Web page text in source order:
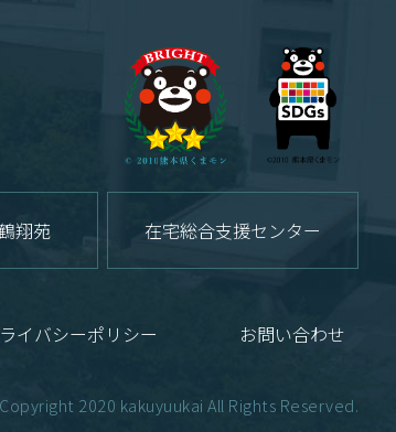
翔苑 在宅総合支援センター
イバシーポリシー お問い合わせ
Copyright 2020 kakuyuukai All Rights Reserved.